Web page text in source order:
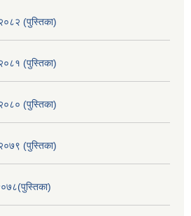
(पुस्तिका)
(पुस्तिका)
(पुस्तिका)
(पुस्तिका)